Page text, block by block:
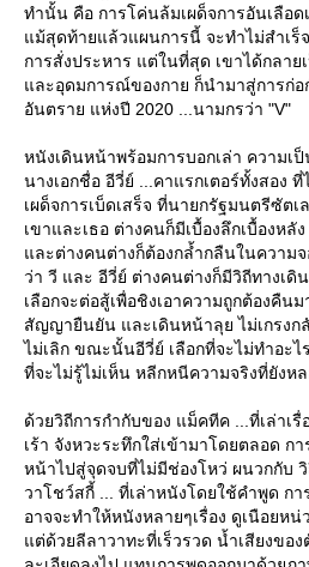
ทำนั้น คือ การโค่นล้มเผด็จการอันเลือด
ม้สุดท้ายแล้วแผนการนี้ จะทำไม่สำเร็
การสั่งประหาร แต่ในที่สุด เขาได้กลา
ละอุดมการณ์ของกาย ก็นำมาสู่การก่อ
อันตราย แห่งปี 2020 ...นามกรว่า "V"
หนังเดินหน้าพร้อมการบอกเล่า ความเ
นางเอกชื่อ อีวี่ย์ ...คาแรกเตอร์ทั้งสอง
เผด็จการเบ็ดเสร็จ ที่นายกรัฐมนตรีซัต
เขาและเธอ ต่างคนก็มีเบื้องลึกเบื้องห
ละต่างคนต่างก็ต้องกล้ำกลืนในความจ
ว่า วี และ อีวี่ย์ ต่างคนต่างก็มีวิถีทางเ
เลือกจะต่อสู้เพื่อชิงเอาความถูกต้องคืนม
สัญญายืนยัน และเดินหน้าลุย ไม่เกรงก
ไม่เลิก ขณะนั้นอีวี่ย์ เลือกที่จะไม่ทำอะไ
ที่จะไม่รู้ไม่เห็น หลีกหนีความจริงที่ยังห
ด้วยวิถีการกำกับของ แม็คทีค ...ที่เล่าเรื่
เร้า จังหวะระทึกใส่เข้ามาโดยตลอด ก
หน้าไปสู่จุดจบที่ไม่มีช่องโหว่ ผนวกกับ
วาโชว์สกี้ ... ที่เล่าหนังโดยใช้คำพูด ก
อาจจะทำให้หนังหลายๆเรื่อง ดูเนือยหน่
ต่ด้วยลีลาวาทะที่เร็วรวด น้ำเสียงขอ